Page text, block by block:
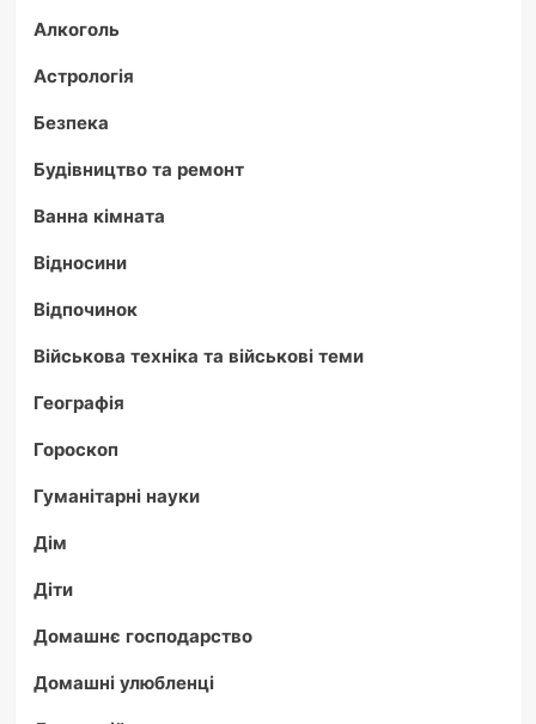
Алкоголь
Астрологія
Безпека
Будівництво та ремонт
Ванна кімната
Відносини
Відпочинок
Військова техніка та військові теми
Географія
Гороскоп
Гуманітарні науки
Дім
Діти
Домашнє господарство
Домашні улюбленці